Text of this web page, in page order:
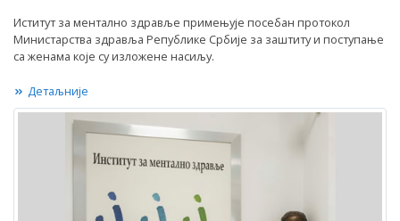
Иститут за ментално здравље примењује посебан протокол
Министарства здравља Републике Србије за заштиту и поступање
са женама које су изложене насиљу.
Детаљније